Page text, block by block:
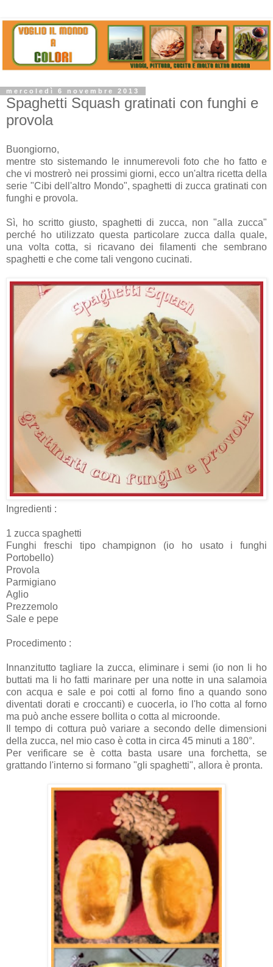
mercoledì 6 novembre 2013
Spaghetti Squash gratinati con funghi e
provola
Buongiorno,
mentre sto sistemando le innumerevoli foto che ho fatto e
che vi mostrerò nei prossimi giorni, ecco un'altra ricetta della
serie "Cibi dell'altro Mondo", spaghetti di zucca gratinati con
funghi e provola.
Sì, ho scritto giusto, spaghetti di zucca, non "alla zucca"
perché ho utilizzato questa particolare zucca dalla quale,
una volta cotta, si ricavano dei filamenti che sembrano
spaghetti e che come tali vengono cucinati.
Ingredienti :
1 zucca spaghetti
Funghi freschi tipo champignon (io ho usato i funghi
Portobello)
Provola
Parmigiano
Aglio
Prezzemolo
Sale e pepe
Procedimento :
Innanzitutto tagliare la zucca, eliminare i semi (io non li ho
buttati ma li ho fatti marinare per una notte in una salamoia
con acqua e sale e poi cotti al forno fino a quando sono
diventati dorati e croccanti) e cuocerla, io l'ho cotta al forno
ma può anche essere bollita o cotta al microonde.
Il tempo di cottura può variare a secondo delle dimensioni
della zucca, nel mio caso è cotta in circa 45 minuti a 180°.
Per verificare se è cotta basta usare una forchetta, se
grattando l'interno si formano "gli spaghetti", allora è pronta.